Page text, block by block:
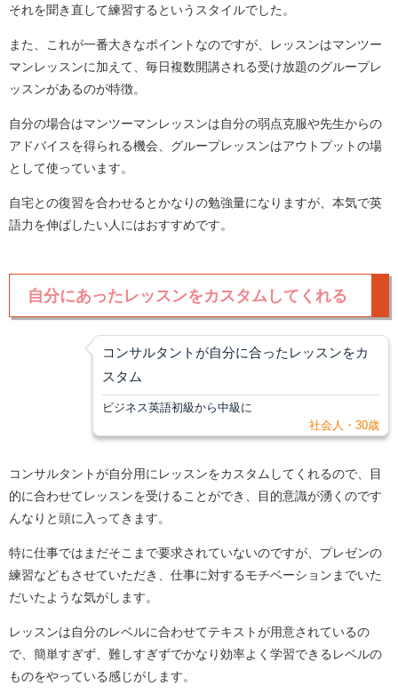
それを聞き直して練習するというスタイルでした。
また、これが一番大きなポイントなのですが、レッスンはマンツー
マンレッスンに加えて、毎日複数開講される受け放題のグループレ
ッスンがあるのが特徴。
自分の場合はマンツーマンレッスンは自分の弱点克服や先生からの
アドバイスを得られる機会、グループレッスンはアウトプットの場
として使っています。
自宅との復習を合わせるとかなりの勉強量になりますが、本気で英
語力を伸ばしたい人にはおすすめです。
自分にあったレッスンをカスタムしてくれる
コンサルタントが自分に合ったレッスンをカ
スタム
ビジネス英語初級から中級に
社会人・30歳
コンサルタントが自分用にレッスンをカスタムしてくれるので、目
的に合わせてレッスンを受けることができ、目的意識が湧くのです
んなりと頭に入ってきます。
特に仕事ではまだそこまで要求されていないのですが、プレゼンの
練習などもさせていただき、仕事に対するモチベーションまでいた
だいたような気がします。
レッスンは自分のレベルに合わせてテキストが用意されているの
で、簡単すぎず、難しすぎずでかなり効率よく学習できるレベルの
ものをやっている感じがします。